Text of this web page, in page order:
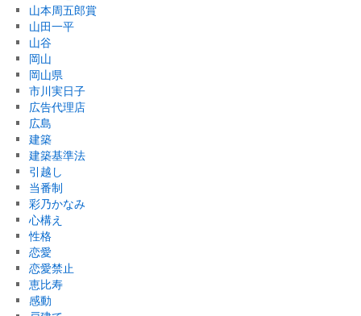
山本周五郎賞
山田一平
山谷
岡山
岡山県
市川実日子
広告代理店
広島
建築
建築基準法
引越し
当番制
彩乃かなみ
心構え
性格
恋愛
恋愛禁止
恵比寿
感動